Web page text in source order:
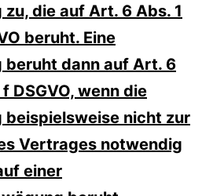
die auf Art. 6 Abs. 1
beruht. Eine
beruht dann auf Art. 6
f DSGVO, wenn die
beispielsweise nicht zur
Vertrages notwendig
einer